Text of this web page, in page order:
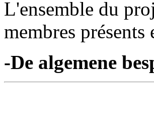
L'ensemble du
membres
-De algemene